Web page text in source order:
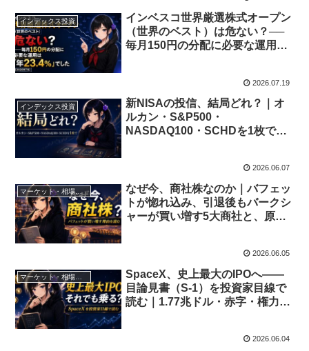
インデックス投資
インベスコ世界厳選株式オープン
（世界のベスト）は危ない？──
毎月150円の分配に必要な運用は
2026.07.19
インデックス投資
新NISAの投信、結局どれ？｜オ
ルカン・S&P500・
NASDAQ100・SCHDを1枚で選
2026.06.07
マーケット・相場分析
なぜ今、商社株なのか｜バフェッ
トが惚れ込み、引退後もバークシ
ャーが買い増す5大商社と、原油
2026.06.05
マーケット・相場分析
SpaceX、史上最大のIPOへ——
目論見書（S-1）を投資家目線で
読む｜1.77兆ドル・赤字・権力集
2026.06.04